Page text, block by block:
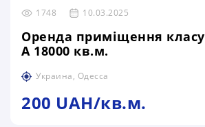
1748 10.03.2025
Оренда приміщення класу
А 18000 кв.м.
Украина, Одесса
200 UAH/кв.м.